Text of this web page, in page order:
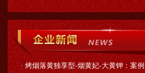
· 烤烟落黄独享型-烟黄妃-大黄钾：案例